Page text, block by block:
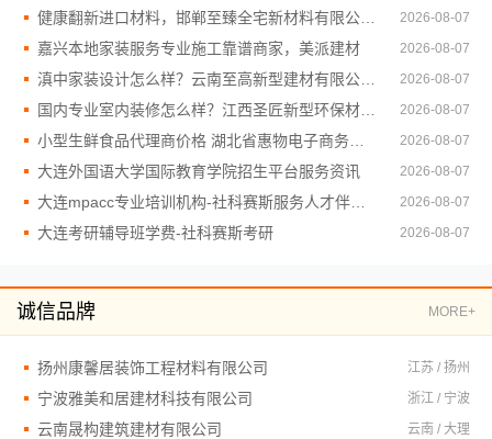
2026-08-07
嘉兴本地家装服务专业施工靠谱商家，美派建材 2026-08-07
2026-08-07
2026-08-07
2026-08-07
大连外国语大学国际教育学院招生平台服务资讯 2026-08-07
2026-08-07
大连考研辅导班学费-社科赛斯考研 2026-08-07
诚信品牌 MORE+
扬州康馨居装饰工程材料有限公司 江苏 / 扬州
宁波雅美和居建材科技有限公司 浙江 / 宁波
云南晟构建筑建材有限公司 云南 / 大理